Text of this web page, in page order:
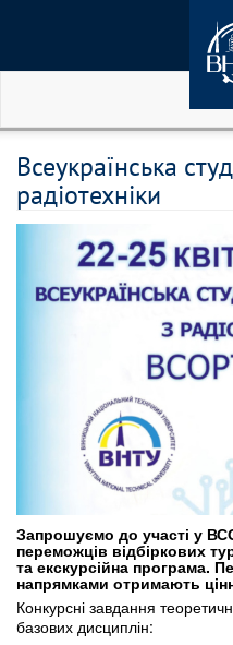
Всеукраїнська
радіотехніки
Запрошуємо до участі у
переможців відбіркових
та екскурсійна програма.
напрямками отримають
Конкурсні завдання
базових дисциплін: